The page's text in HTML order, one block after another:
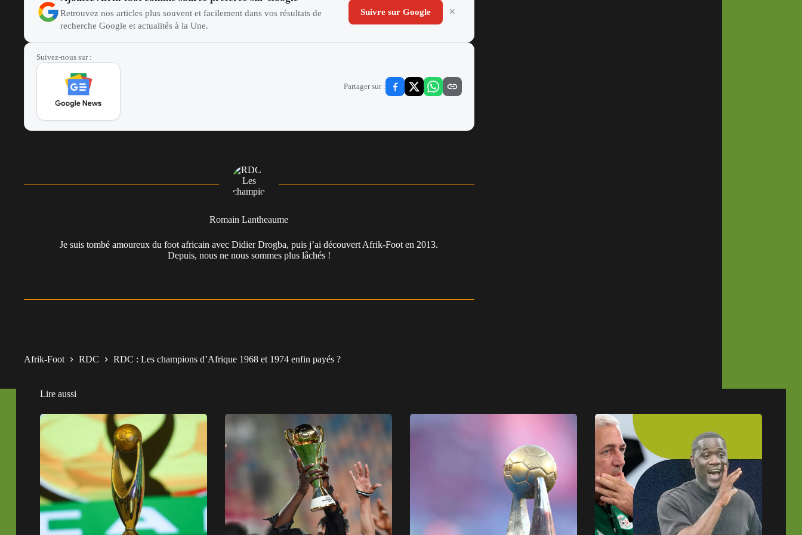
Retrouvez nos articles plus souvent et facilement dans vos résultats de
recherche Google et actualités à la Une.
Suivre sur Google
Suivez-nous sur :
Partager sur :
Romain Lantheaume
Je suis tombé amoureux du foot africain avec Didier Drogba, puis j’ai découvert Afrik-Foot en 2013.
Depuis, nous ne nous sommes plus lâchés !
Afrik-Foot RDC RDC : Les champions d’Afrique 1968 et 1974 enfin payés ?
Lire aussi